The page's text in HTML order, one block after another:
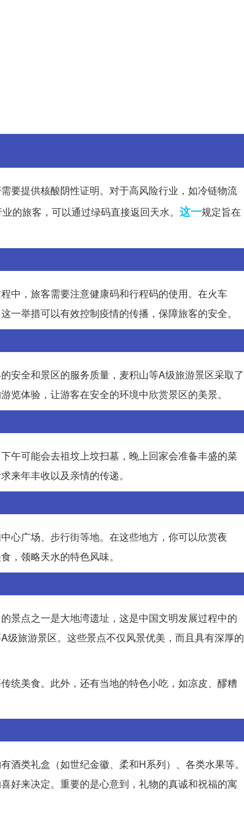
要提供核酸阴性证明。对于高风险行业，如冷链物流
的旅客，可以通过绿码直接返回天水。 这一规定旨在
中，旅客需要注意健康码和行程码的使用。在火车
举措可以有效控制疫情的传播，保障旅客的安全。
安全和景区的服务质量，麦积山等A级旅游景区采取了
体验，让游客在安全的环境中欣赏景区的美景。
午可能会去祖坟上坟扫墓，晚上回家会准备丰盛的菜
来年丰收以及亲情的传递。
心广场、步行街等地。在这些地方，你可以欣赏夜
，领略天水的特色风味。
景点之一是大地湾遗址，这是中国文明发展过程中的
旅游景区。这些景点不仅风景优美，而且具有深厚的
统美食。此外，还有当地的特色小吃，如凉皮、醪糟
类礼盒（如世纪金徽、柔和H系列）、各类水果等。
好来决定。重要的是心意到，礼物的真诚和祝福的寓